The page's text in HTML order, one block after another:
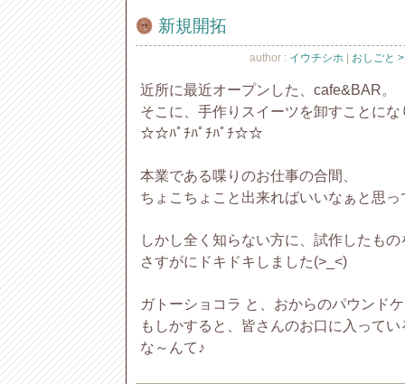
新規開拓
author : イウチシホ おしごと
近所に最近オープンした、cafe&BAR。
そこに、手作りスイーツを卸すことにな
☆☆ﾊﾟﾁﾊﾟﾁﾊﾟﾁ☆☆
本業である喋りのお仕事の合間、
ちょこちょこと出来ればいいなぁと思っ
しかし全く知らない方に、試作したも
さすがにドキドキしました(>_<)
ガトーショコラ と、おからのパウンド
もしかすると、皆さんのお口に入って
な～んて♪